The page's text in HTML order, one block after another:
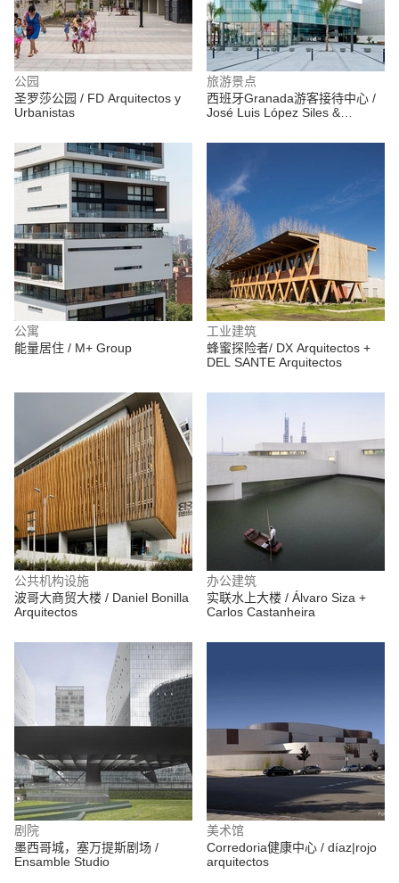
公园
圣罗莎公园 / FD Arquitectos y
Urbanistas
旅游景点
西班牙Granada游客接待中心 /
José Luis López Siles &
公寓
能量居住 / M+ Group
工业建筑
蜂蜜探险者/ DX Arquitectos +
DEL SANTE Arquitectos
公共机构设施
波哥大商贸大楼 / Daniel Bonilla
Arquitectos
办公建筑
实联水上大楼 / Álvaro Siza +
Carlos Castanheira
剧院
墨西哥城，塞万提斯剧场 /
Ensamble Studio
美术馆
Corredoria健康中心 / díaz|rojo
arquitectos